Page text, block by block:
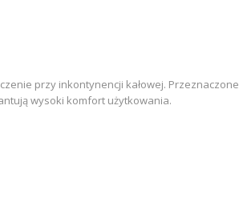
przy inkontynencji kałowej. Przeznaczone
wysoki komfort użytkowania.